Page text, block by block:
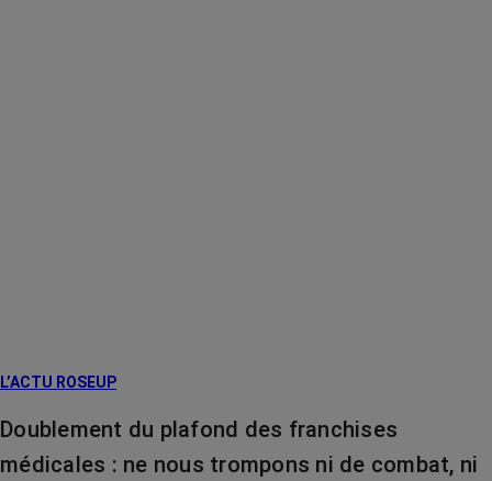
L’ACTU ROSEUP
Doublement du plafond des franchises
médicales : ne nous trompons ni de combat, ni